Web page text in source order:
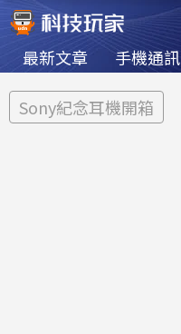
最新文章 手機通訊
Sony紀念耳機開箱